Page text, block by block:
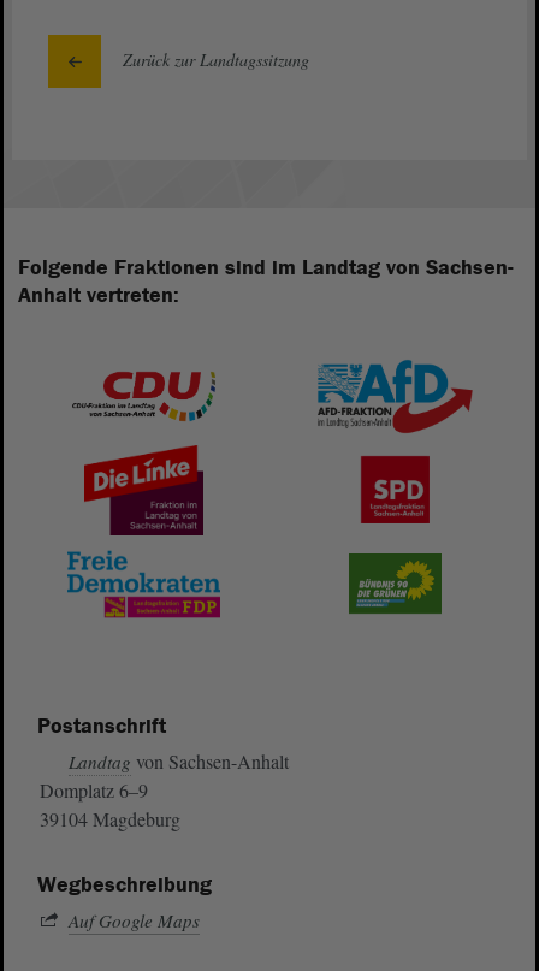
Zurück zur Landtagssitzung
Folgende Fraktionen sind im Landtag von Sachsen-
Anhalt vertreten:
Postanschrift
Landtag von Sachsen-Anhalt
Domplatz 6–9
39104 Magdeburg
Wegbeschreibung
Auf Google Maps